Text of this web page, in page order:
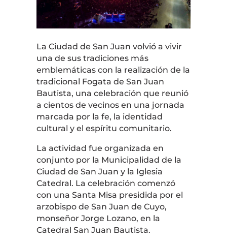
La Ciudad de San Juan volvió a vivir
una de sus tradiciones más
emblemáticas con la realización de la
tradicional Fogata de San Juan
Bautista, una celebración que reunió
a cientos de vecinos en una jornada
marcada por la fe, la identidad
cultural y el espíritu comunitario.
La actividad fue organizada en
conjunto por la Municipalidad de la
Ciudad de San Juan y la Iglesia
Catedral. La celebración comenzó
con una Santa Misa presidida por el
arzobispo de San Juan de Cuyo,
monseñor Jorge Lozano, en la
Catedral San Juan Bautista.